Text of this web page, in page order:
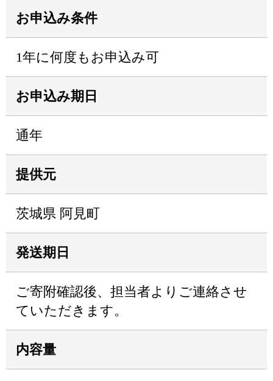
お申込み条件
1年に何度もお申込み可
お申込み期日
通年
提供元
茨城県 阿見町
発送期日
ご寄附確認後、担当者よりご連絡させ
ていただきます。
内容量